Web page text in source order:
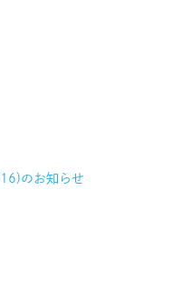
のお知らせ